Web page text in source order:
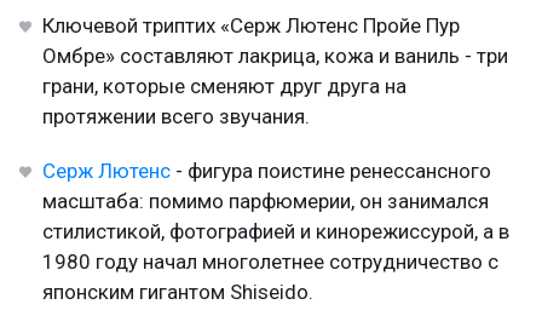
Ключевой триптих «Серж Лютенс Пройе Пур
Омбре» составляют лакрица, кожа и ваниль - три
грани, которые сменяют друг друга на
протяжении всего звучания.
Серж Лютенс - фигура поистине ренессансного
масштаба: помимо парфюмерии, он занимался
стилистикой, фотографией и кинорежиссурой, а в
1980 году начал многолетнее сотрудничество с
японским гигантом Shiseido.